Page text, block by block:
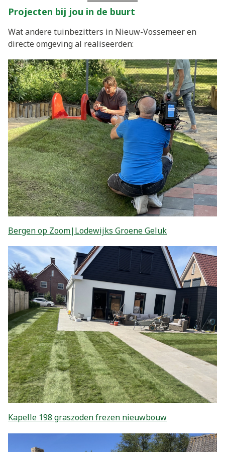
Projecten bij jou in de buurt
Wat andere tuinbezitters in Nieuw-Vossemeer en
directe omgeving al realiseerden:
Bergen op Zoom|Lodewijks Groene Geluk
Kapelle 198 graszoden frezen nieuwbouw